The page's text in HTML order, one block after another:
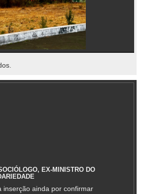
EX-MINISTRO DO
inserção ainda por confirmar